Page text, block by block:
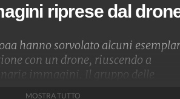
riprese dal
hanno sorvolato alcuni
con un drone, riuscendo a
immagini. Il gruppo delle
MOSTRA TUTTO